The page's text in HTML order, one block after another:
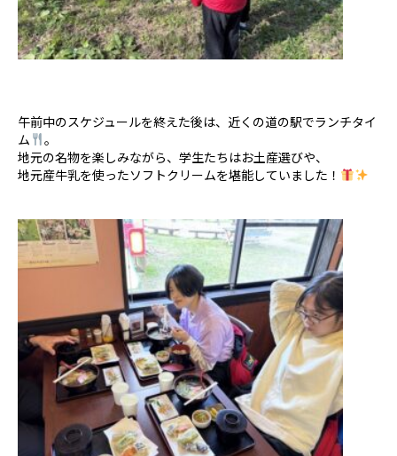
午前中のスケジュールを終えた後は、近くの道の駅でランチタイ
ム
。
地元の名物を楽しみながら、学生たちはお土産選びや、
地元産牛乳を使ったソフトクリームを堪能していました！